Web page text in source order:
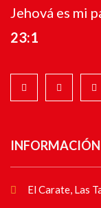
Jehová es mi
23:1
INFORMACIÓN
El Carate, Las